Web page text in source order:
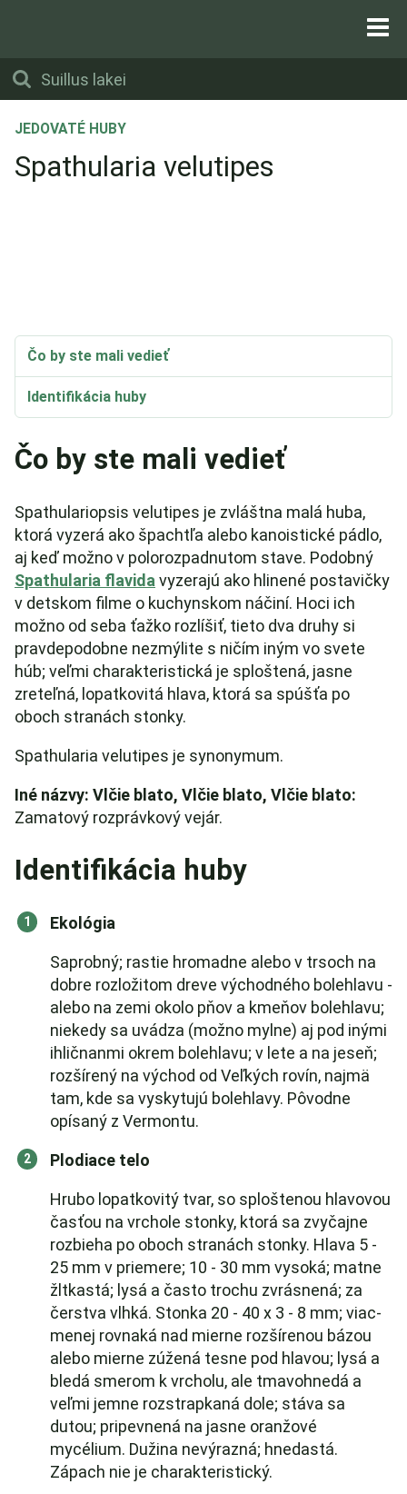
JEDOVATÉ HUBY
Spathularia velutipes
Čo by ste mali vedieť
Identifikácia huby
Čo by ste mali vedieť
Spathulariopsis velutipes je zvláštna malá huba,
ktorá vyzerá ako špachtľa alebo kanoistické pádlo,
aj keď možno v polorozpadnutom stave. Podobný
Spathularia flavida vyzerajú ako hlinené postavičky
v detskom filme o kuchynskom náčiní. Hoci ich
možno od seba ťažko rozlíšiť, tieto dva druhy si
pravdepodobne nezmýlite s ničím iným vo svete
húb; veľmi charakteristická je sploštená, jasne
zreteľná, lopatkovitá hlava, ktorá sa spúšťa po
oboch stranách stonky.
Spathularia velutipes je synonymum.
Iné názvy: Vlčie blato, Vlčie blato, Vlčie blato:
Zamatový rozprávkový vejár.
Identifikácia huby
Ekológia
Saprobný; rastie hromadne alebo v trsoch na
dobre rozložitom dreve východného bolehlavu -
alebo na zemi okolo pňov a kmeňov bolehlavu;
niekedy sa uvádza (možno mylne) aj pod inými
ihličnanmi okrem bolehlavu; v lete a na jeseň;
rozšírený na východ od Veľkých rovín, najmä
tam, kde sa vyskytujú bolehlavy. Pôvodne
opísaný z Vermontu.
Plodiace telo
Hrubo lopatkovitý tvar, so sploštenou hlavovou
časťou na vrchole stonky, ktorá sa zvyčajne
rozbieha po oboch stranách stonky. Hlava 5 -
25 mm v priemere; 10 - 30 mm vysoká; matne
žltkastá; lysá a často trochu zvrásnená; za
čerstva vlhká. Stonka 20 - 40 x 3 - 8 mm; viac-
menej rovnaká nad mierne rozšírenou bázou
alebo mierne zúžená tesne pod hlavou; lysá a
bledá smerom k vrcholu, ale tmavohnedá a
veľmi jemne rozstrapkaná dole; stáva sa
dutou; pripevnená na jasne oranžové
mycélium. Dužina nevýrazná; hnedastá.
Zápach nie je charakteristický.